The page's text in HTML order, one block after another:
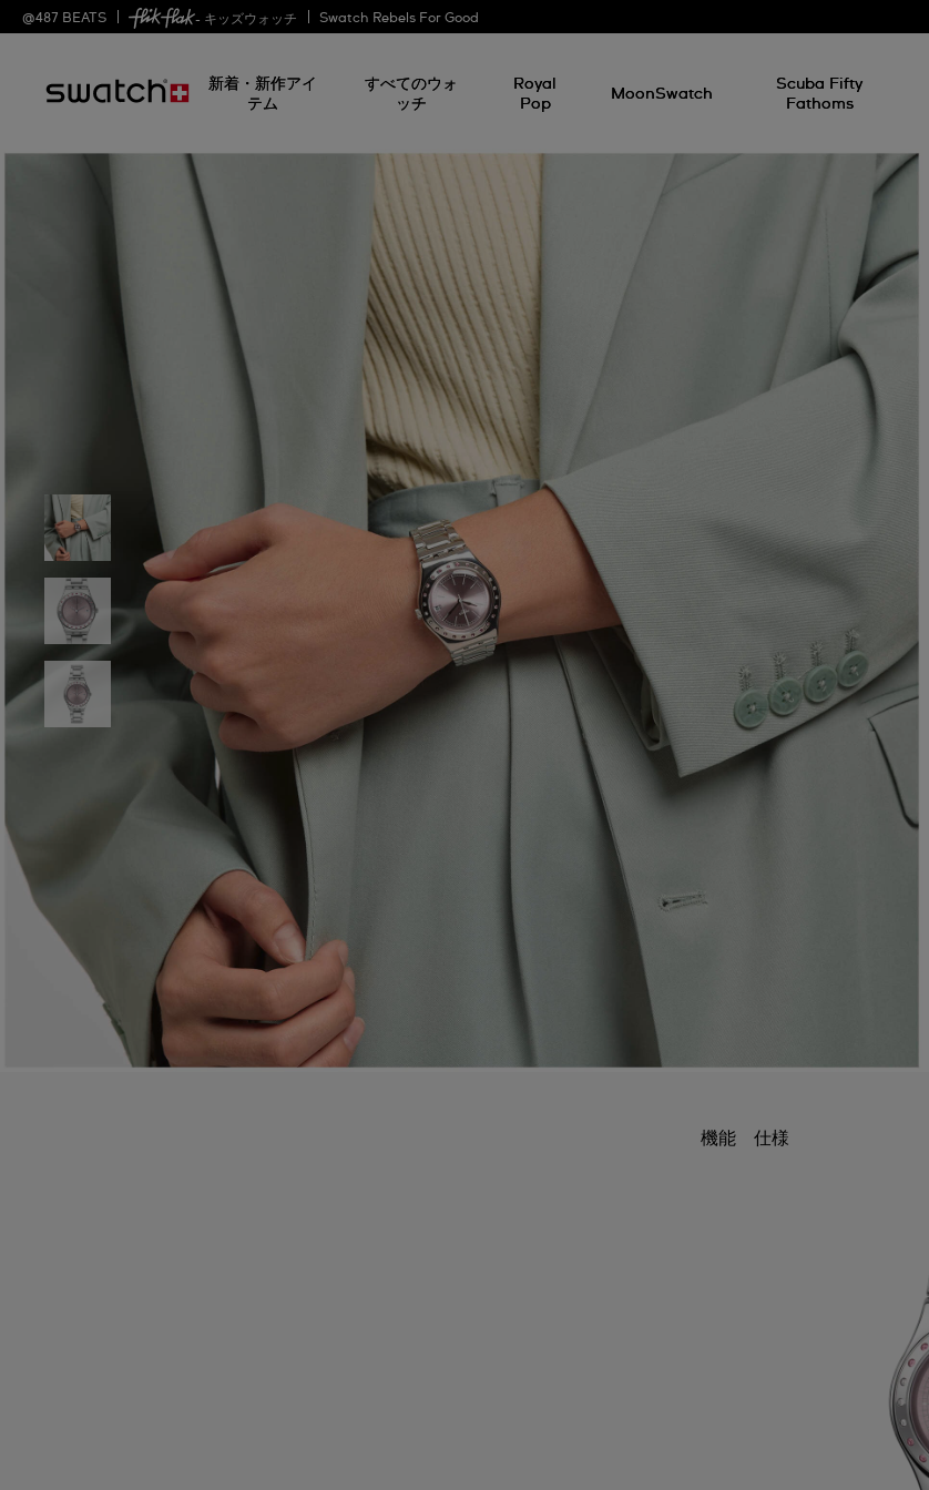
@487 BEATS - キッズウォッチ Swatch Rebels For Good
新着・新作アイ
テム
すべてのウォ
ッチ
Royal
Pop
MoonSwatch
Scuba Fifty
Fathoms
機能 仕様